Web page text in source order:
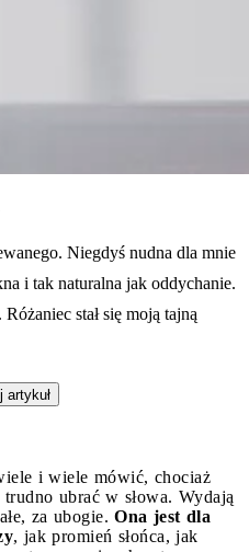
Niegdyś nudna dla mnie
i tak naturalna jak oddychanie.
stał się moją tajną
artykuł
i wiele mówić, chociaż
ubrać w słowa. Wydają
za ubogie. Ona jest dla
, jak promień słońca, jak